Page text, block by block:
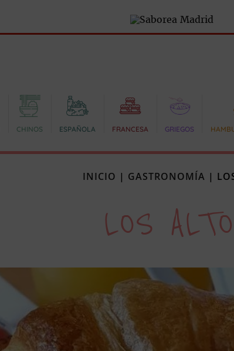
CHINOS ESPAÑOLA FRANCESA GRIEGOS
INICIO | GASTRONOMÍA |
LOS